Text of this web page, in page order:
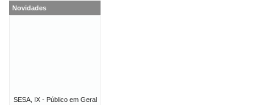
Novidades
SESA, IX - Público em Geral